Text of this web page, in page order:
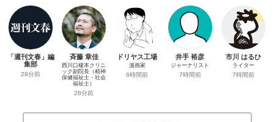
「週刊文春」編
集部
28分前
斉藤 章佳
西川口榎本クリニ
ック副院長（精神
保健福祉士・社会
福祉士）
28分前
ドリヤス工場
漫画家
6時間前
井手 裕彦
ジャーナリスト
7時間前
市川 はるひ
ライター
7時間前